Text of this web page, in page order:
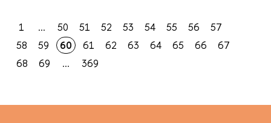
1 ... 50 51 52 53 54 55 56
57
58
59 60 61 62 63 64 65 66
67
68
69 ... 369